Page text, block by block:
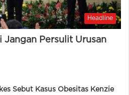
Headline
Jangan Persulit Urusan
Sebut Kasus Obesitas Kenzie